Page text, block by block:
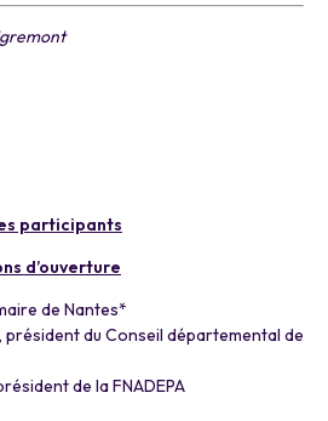
participants
d’ouverture
de Nantes*
président du Conseil départemental de
de la FNADEPA